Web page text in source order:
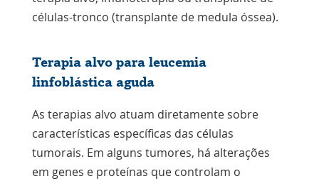
células-tronco (transplante de medula óssea).
Terapia alvo para leucemia
linfoblástica aguda
As terapias alvo atuam diretamente sobre
características específicas das células
tumorais. Em alguns tumores, há alterações
em genes e proteínas que controlam o